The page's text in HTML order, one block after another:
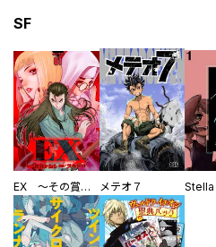
SF
EX ～その賞金稼ぎは、世界の出口を探す～【単行本版】 メテオ７